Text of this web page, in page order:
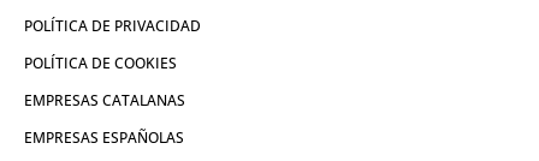
POLÍTICA DE PRIVACIDAD
POLÍTICA DE COOKIES
EMPRESAS CATALANAS
EMPRESAS ESPAÑOLAS